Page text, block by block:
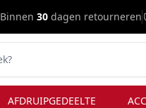
Binnen 30 dagen retourneren
AFDRUIPGEDEELTE